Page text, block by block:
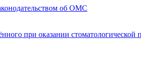
об ОМС
при оказании стоматологической